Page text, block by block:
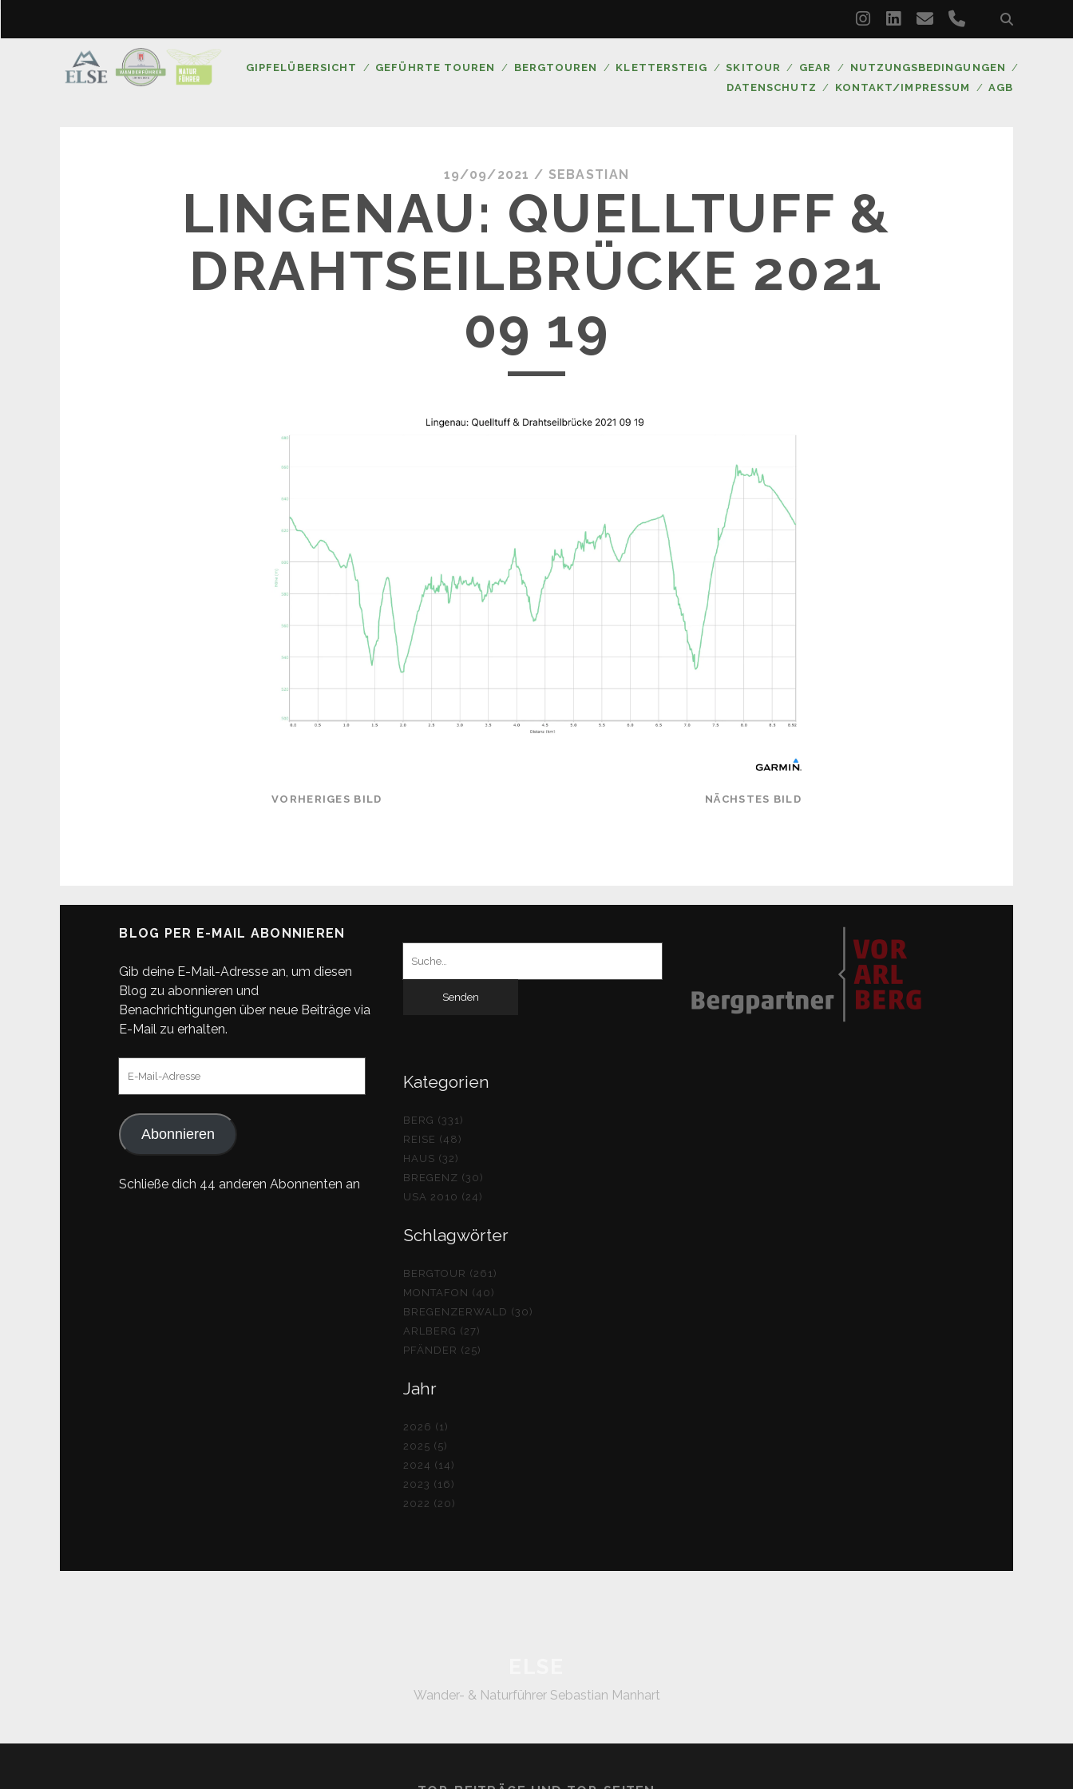
instagram
linkedin
emailphone
GIPFELÜBERSICHT GEFÜHRTE TOUREN BERGTOUREN KLETTERSTEIG SKITOUR GEAR
NUTZUNGSBEDINGUNGEN
DATENSCHUTZ
KONTAKT/IMPRESSUM AGB
19/09/2021 / SEBASTIAN
LINGENAU: QUELLTUFF &
DRAHTSEILBRÜCKE 2021
09 19
VORHERIGES BILD NÄCHSTES BILD
BLOG PER E-MAIL ABONNIEREN
Gib deine E-Mail-Adresse an, um diesen
Blog zu abonnieren und
Benachrichtigungen über neue Beiträge via
E-Mail zu erhalten.
Abonnieren
Schließe dich 44 anderen Abonnenten an
Kategorien
BERG (331)
REISE (48)
HAUS (32)
BREGENZ (30)
USA 2010 (24)
Schlagwörter
BERGTOUR (261)
MONTAFON (40)
BREGENZERWALD (30)
ARLBERG (27)
PFÄNDER (25)
Jahr
2026 (1)
2025 (5)
2024 (14)
2023 (16)
2022 (20)
Wander- & Naturführer Sebastian Manhart